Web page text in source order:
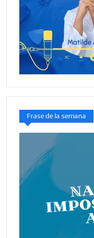
Frase de la semana